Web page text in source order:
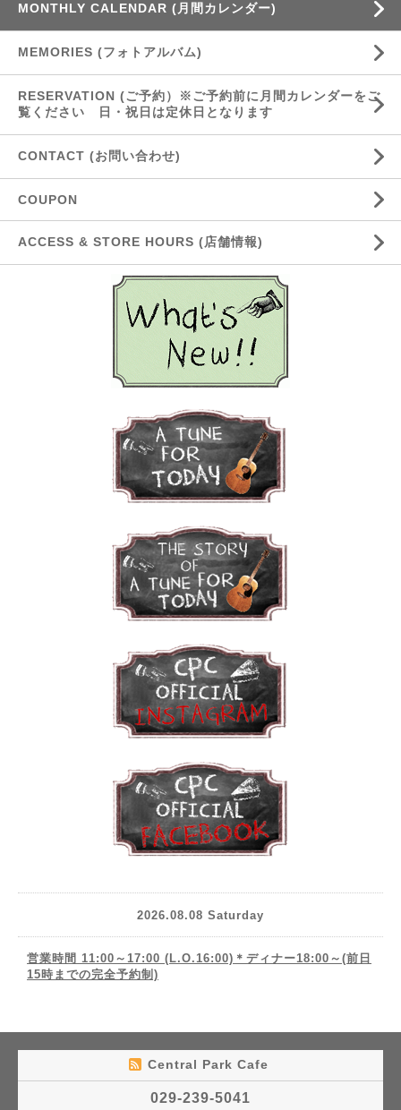
MONTHLY CALENDAR (月間カレンダー)
MEMORIES (フォトアルバム)
RESERVATION (ご予約）※ご予約前に月間カレンダーをご
覧ください 日・祝日は定休日となります
CONTACT (お問い合わせ)
COUPON
ACCESS & STORE HOURS (店舗情報)
2026.08.08 Saturday
営業時間 11:00～17:00 (L.O.16:00)＊ディナー18:00～(前日
15時までの完全予約制)
Central Park Cafe
029-239-5041